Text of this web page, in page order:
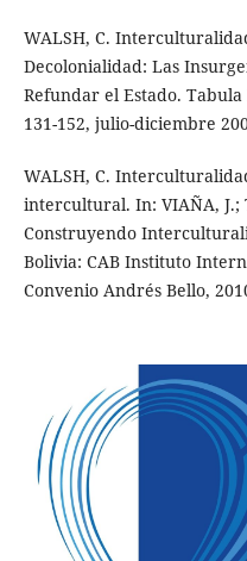
WALSH, C.
Decolonialidad: Las
Refundar el Estado. Tabula
131-152, julio-diciembre
WALSH, C.
intercultural. In: VIAÑA, J.;
Construyendo
Bolivia: CAB Instituto
Convenio Andrés Bello,